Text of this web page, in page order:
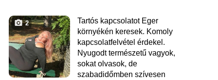
2
Tartós kapcsolatot Eger
környékén keresek. Komoly
kapcsolatfelvétel érdekel.
Nyugodt természetű vagyok,
sokat olvasok, de
szabadidőmben szívesen